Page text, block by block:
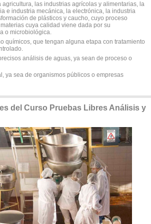
agricultura, las industrias agrícolas y alimentarias, la
e industria mecánica, la electrónica, la industria
de plásticos y caucho, cuyo proceso
cuya calidad viene dada por su
o microbiológica.
químicos, que tengan alguna etapa con tratamiento
análisis de aguas, ya sean de proceso o
ya sea de organismos públicos o empresas
del Curso Pruebas Libres Análisis y